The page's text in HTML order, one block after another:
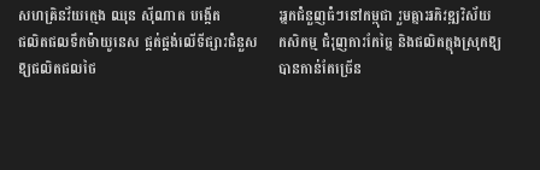
សហគ្រិន​វ័យ​ក្មេង​ ឈុន ស៊ីណាត បង្កើត
ផលិតផល​ទឹក​ម៉ាយូនេស​ ផ្គត់ផ្គង់លើទីផ្សារ​ជំនួស​
ឱ្យផលិតផលថៃ
អ្នកជំនួញ​ធំៗនៅកម្ពុជា រួមគ្នា​អភិវឌ្ឍវិស័យ
កសិកម្ម ​ជំរុញការ​កែច្នៃ និងផលិតក្នុងស្រុក​ឱ្យ
បានកាន់តែច្រើន​